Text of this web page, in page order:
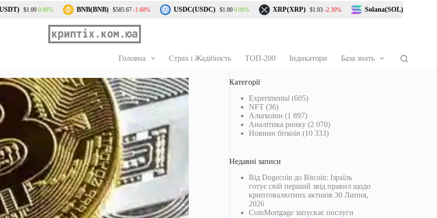
$1.00 0.00% BNB(BNB) $585.67 -1.60% USDC(USDC) $1.00 0.00% XRP(XRP) $1.03 -2.30% Solana(SOL) $72.87
Головна Страх і Жадібність ТОП-200 Індикатори База знать
Категорії
Experimental (605)
NFT (36)
Альткоіни (1 897)
Аналітика ринку (2 070)
Новини біткоін (10 333)
Недавні записи
Від Dogecoin до Bitcoin: Ізраїль
готує свій перший звід правил щодо
криптовалютних активів 30 Липня,
2026
CoinMortgage запускає послуги